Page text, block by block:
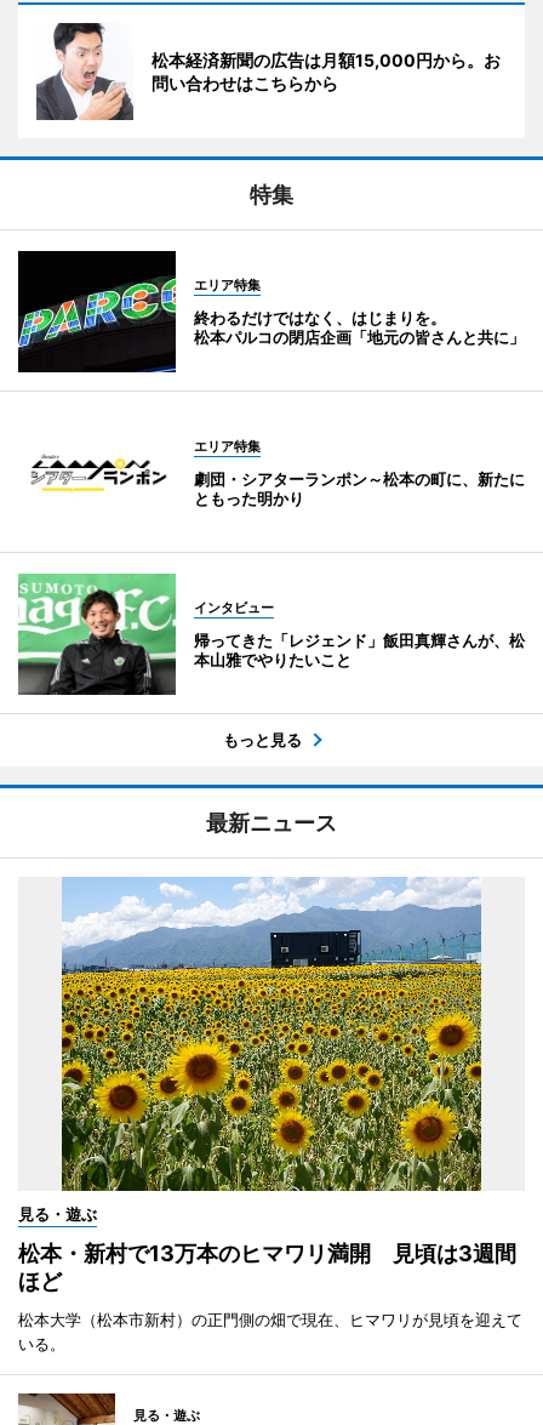
松本経済新聞の広告は月額15,000円から。お
問い合わせはこちらから
特集
エリア特集
終わるだけではなく、はじまりを。
松本パルコの閉店企画「地元の皆さんと共に」
エリア特集
劇団・シアターランポン～松本の町に、新たに
ともった明かり
インタビュー
帰ってきた「レジェンド」飯田真輝さんが、松
本山雅でやりたいこと
もっと見る
最新ニュース
見る・遊ぶ
松本・新村で13万本のヒマワリ満開 見頃は3週間
ほど
松本大学（松本市新村）の正門側の畑で現在、ヒマワリが見頃を迎えて
いる。
見る・遊ぶ